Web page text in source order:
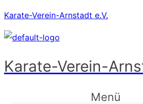
Karate-Verein-Arnstadt e.V.
Karate-Verein-
Menü